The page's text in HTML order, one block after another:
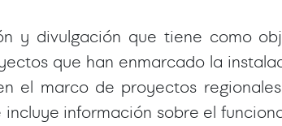
y divulgación que tiene como
que han enmarcado la
el marco de proyectos
información sobre el